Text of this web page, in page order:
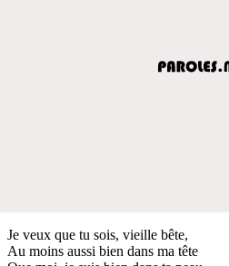
Je veux que tu sois, vieille bête,
Au moins aussi bien dans ma tête